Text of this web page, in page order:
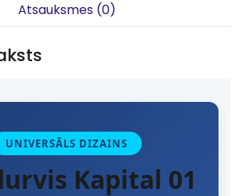
Atsauksmes (0)
UNIVERSĀLS DIZAINS
Kapital 01